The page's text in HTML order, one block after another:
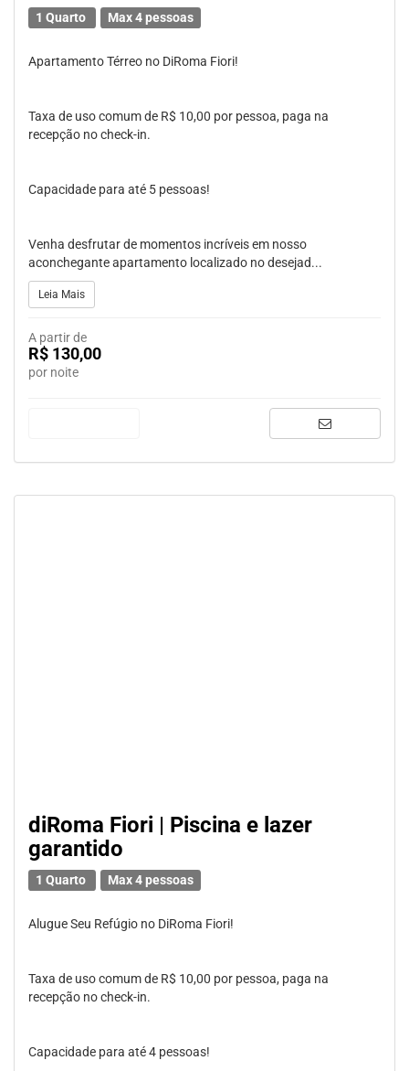
1 Quarto Max 4 pessoas
Apartamento Térreo no DiRoma Fiori!
Taxa de uso comum de R$ 10,00 por pessoa, paga na
recepção no check-in.
Capacidade para até 5 pessoas!
Venha desfrutar de momentos incríveis em nosso
aconchegante apartamento localizado no desejad...
Leia Mais
A partir de
R$ 130,00
por noite
diRoma Fiori | Piscina e lazer
garantido
1 Quarto Max 4 pessoas
Alugue Seu Refúgio no DiRoma Fiori!
Taxa de uso comum de R$ 10,00 por pessoa, paga na
recepção no check-in.
Capacidade para até 4 pessoas!